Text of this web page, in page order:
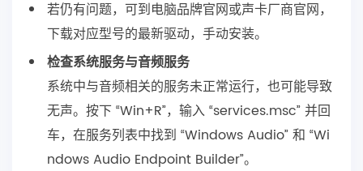
若仍有问题，可到电脑品牌官网或声卡厂商官网，
下载对应型号的最新驱动，手动安装。
检查系统服务与音频服务
系统中与音频相关的服务未正常运行，也可能导致
无声。按下 “Win+R”，输入 “services.msc” 并回
车，在服务列表中找到 “Windows Audio” 和 “Wi
ndows Audio Endpoint Builder”。